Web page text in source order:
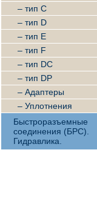
– тип C
– тип D
– тип E
– тип F
– тип DC
– тип DP
– Адаптеры
– Уплотнения
Быстроразъемные
соединения (БРС).
Гидравлика.